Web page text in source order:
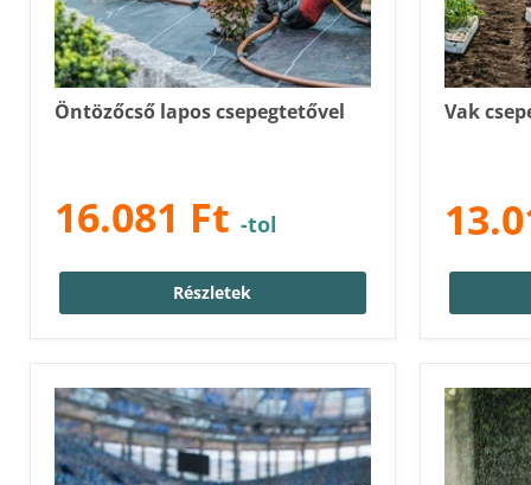
Öntözőcső lapos csepegtetővel
16.081 Ft -tol
Részletek
Vak